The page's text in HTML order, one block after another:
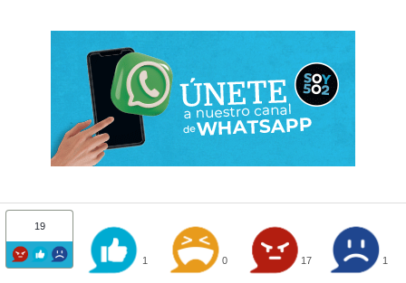
19
1 0 17 1